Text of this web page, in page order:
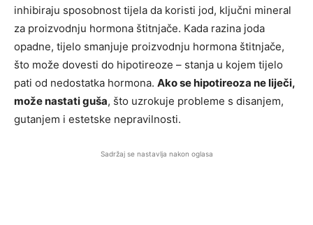
inhibiraju sposobnost tijela da koristi jod, ključni mineral
za proizvodnju hormona štitnjače. Kada razina joda
opadne, tijelo smanjuje proizvodnju hormona štitnjače,
što može dovesti do hipotireoze – stanja u kojem tijelo
pati od nedostatka hormona. Ako se hipotireoza ne liječi,
može nastati guša, što uzrokuje probleme s disanjem,
gutanjem i estetske nepravilnosti.
Sadržaj se nastavlja nakon oglasa